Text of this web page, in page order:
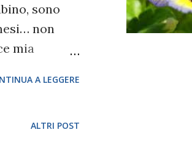
sono
non
mia
età i
A LEGGERE
ALTRI POST